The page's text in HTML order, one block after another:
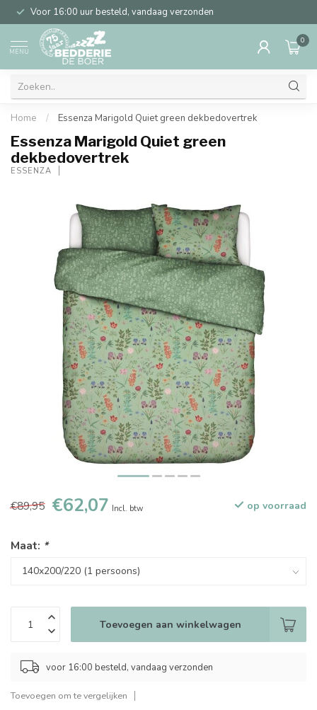
Voor 16:00 uur besteld, vandaag verzonden
MENU
0
Home / Essenza Marigold Quiet green dekbedovertrek
Essenza Marigold Quiet green
dekbedovertrek
ESSENZA
€89,95 €62,07 Incl. btw op voorraad
Maat: *
Toevoegen aan winkelwagen
voor 16:00 besteld, vandaag verzonden
Toevoegen om te vergelijken